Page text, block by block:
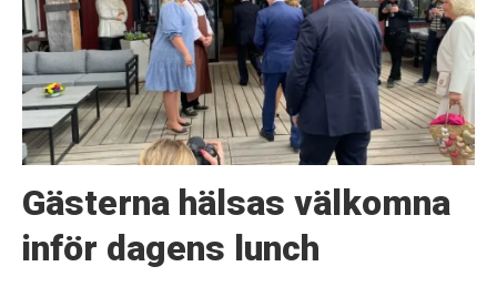
Gästerna hälsas välkomna
inför dagens lunch